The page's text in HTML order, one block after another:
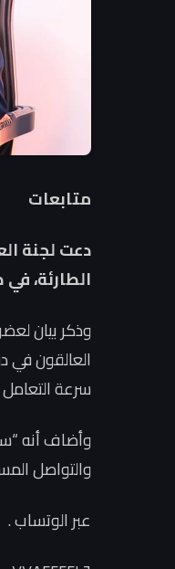
متابعات
دعت لجنة
الطارئة،
وذكر بيان
العالقون في
سرعة
وأضاف أنه
والتواصل
عبر الوتساب .